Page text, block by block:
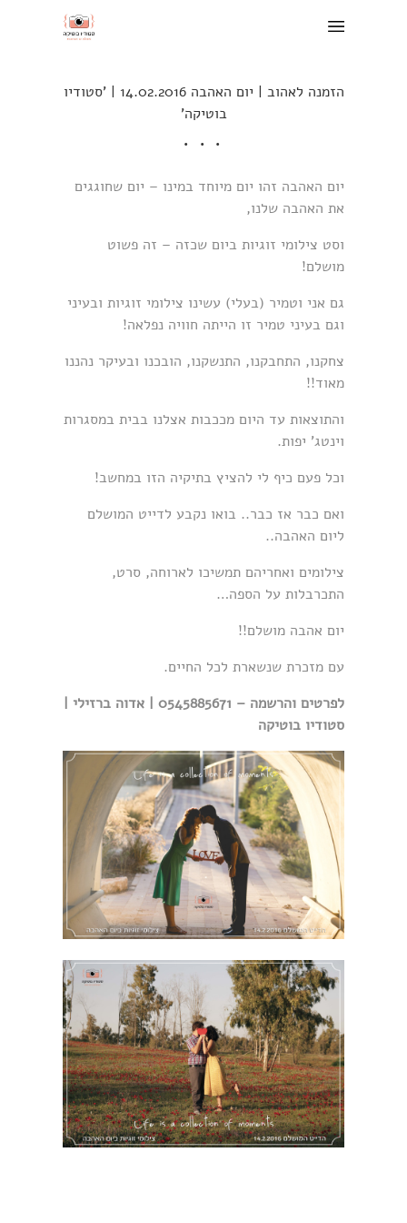
הזמנה לאהוב | יום האהבה 14.02.2016 | 'סטודיו
בוטיקה'
יום האהבה זהו יום מיוחד במינו – יום שחוגגים
את האהבה שלנו,
וסט צילומי זוגיות ביום שכזה – זה פשוט
מושלם!
גם אני וטמיר (בעלי) עשינו צילומי זוגיות ובעיני
וגם בעיני טמיר זו הייתה חוויה נפלאה!
צחקנו, התחבקנו, התנשקנו, הובכנו ובעיקר נהננו
מאוד!!
והתוצאות עד היום מככבות אצלנו בבית במסגרות
וינטג' יפות.
וכל פעם כיף לי להציץ בתיקיה הזו במחשב!
ואם כבר אז כבר.. בואו נקבע לדייט המושלם
ליום האהבה..
צילומים ואחריהם תמשיכו לארוחה, סרט,
התכרבלות על הספה…
יום אהבה מושלם!!
עם מזכרת שנשארת לכל החיים.
לפרטים והרשמה – 0545885671 | אדוה ברזילי |
סטודיו בוטיקה